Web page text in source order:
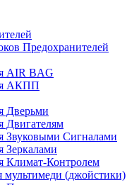
Предохранителей
AIR BAG
АКПП
Дверьми
Двигателям
Звуковыми Сигналами
Зеркалами
Климат-Контролем
мультимеди (джойстики)